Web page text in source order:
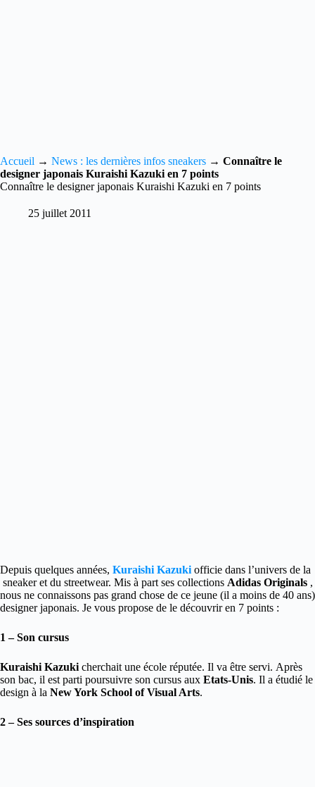
Accueil → News : les dernières infos sneakers → Connaître le
designer japonais Kuraishi Kazuki en 7 points
Connaître le designer japonais Kuraishi Kazuki en 7 points
25 juillet 2011
Depuis quelques années, Kuraishi Kazuki officie dans l’univers de la
sneaker et du streetwear. Mis à part ses collections Adidas Originals ,
nous ne connaissons pas grand chose de ce jeune (il a moins de 40 ans)
designer japonais. Je vous propose de le découvrir en 7 points :
1 – Son cursus
Kuraishi Kazuki cherchait une école réputée. Il va être servi. Après
son bac, il est parti poursuivre son cursus aux Etats-Unis. Il a étudié le
design à la New York School of Visual Arts.
2 – Ses sources d’inspiration